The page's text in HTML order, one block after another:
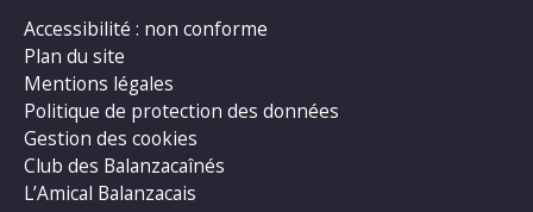
Accessibilité : non conforme
Plan du site
Mentions légales
Politique de protection des données
Gestion des cookies
Club des Balanzacaînés
L’Amical Balanzacais